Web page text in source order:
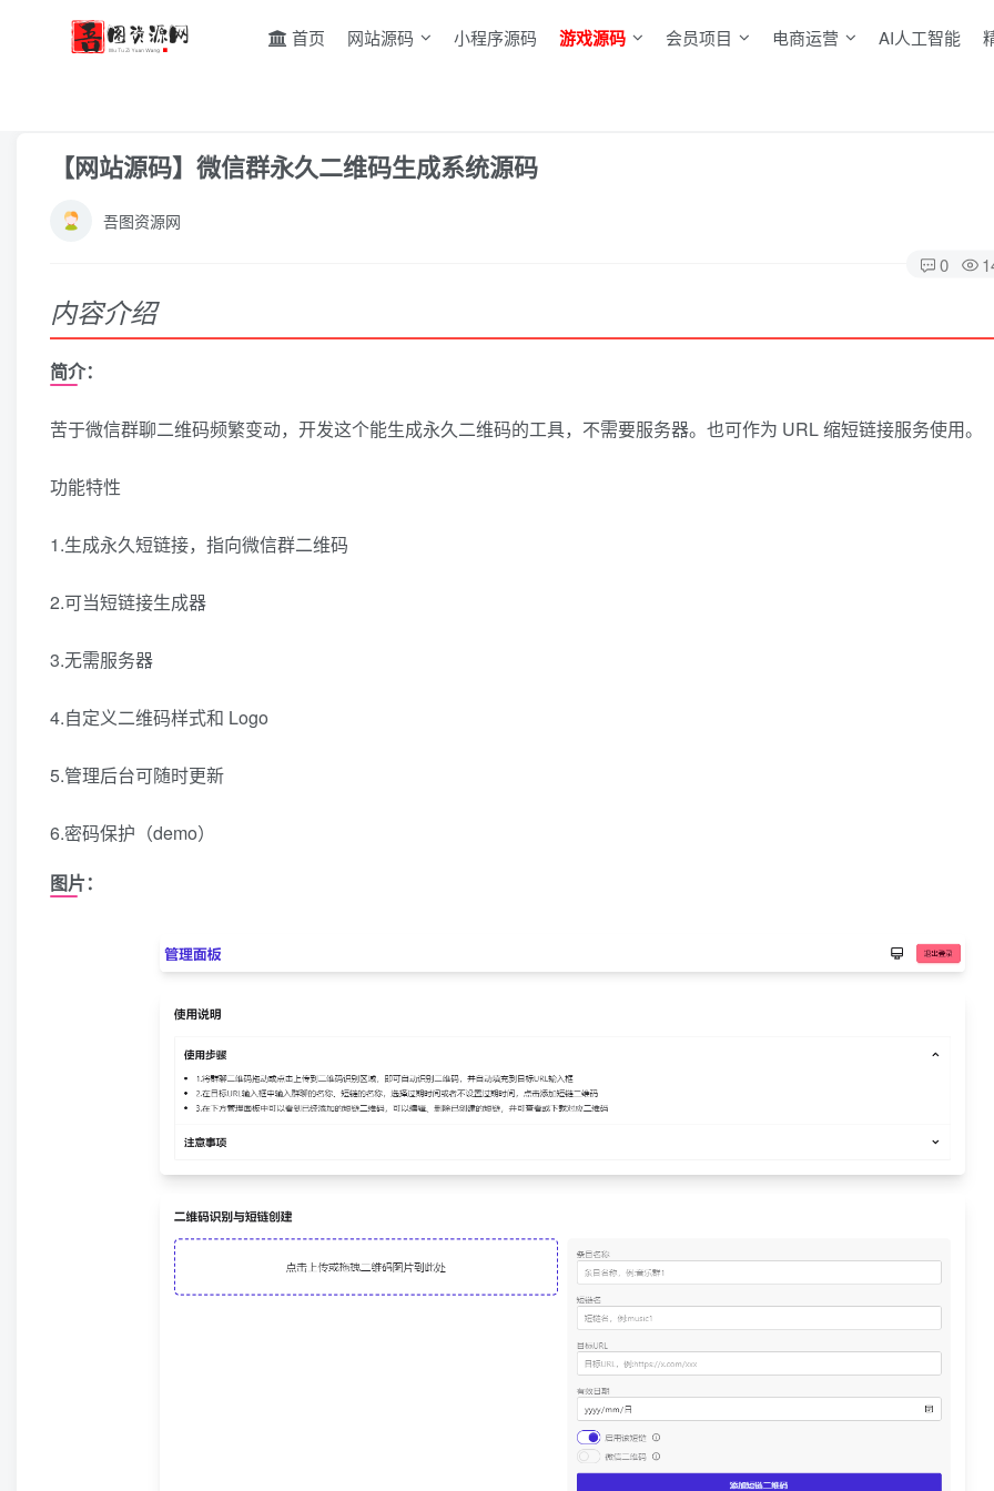
首页 网站源码 小程序源码 游戏源码 会员项目 电商运营 AI人工智能
【网站源码】微信群永久二维码生成系统源码
吾图资源网
0
内容介绍
简介：
苦于微信群聊二维码频繁变动，开发这个能生成永久二维码的工具，不需要服务器。也可作为 URL 缩短链接服务使用。
功能特性
1.生成永久短链接，指向微信群二维码
2.可当短链接生成器
3.无需服务器
4.自定义二维码样式和 Logo
5.管理后台可随时更新
6.密码保护（demo）
图片：